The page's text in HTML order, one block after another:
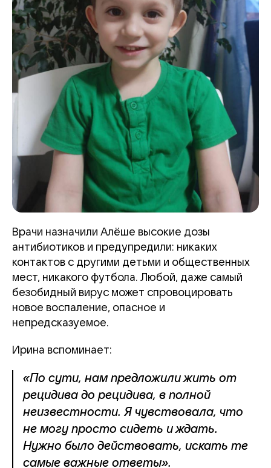
Врачи назначили Алёше высокие дозы
антибиотиков и предупредили: никаких
контактов с другими детьми и общественных
мест, никакого футбола. Любой, даже самый
безобидный вирус может спровоцировать
новое воспаление, опасное и
непредсказуемое.
Ирина вспоминает:
«По сути, нам предложили жить от
рецидива до рецидива, в полной
неизвестности. Я чувствовала, что
не могу просто сидеть и ждать.
Нужно было действовать, искать те
самые важные ответы».